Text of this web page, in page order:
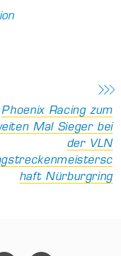
Phoenix Racing zum
Mal Sieger bei
der VLN
haft Nürburgring